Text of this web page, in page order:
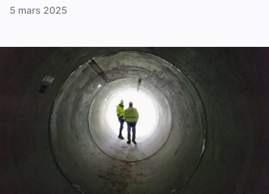
Aktuelle prosjekter
Om VVS Aktuelt
Abonner på fagbladet Byggfakta Nyheter
Annonsere i VVS Aktuelt
5 mars 2025